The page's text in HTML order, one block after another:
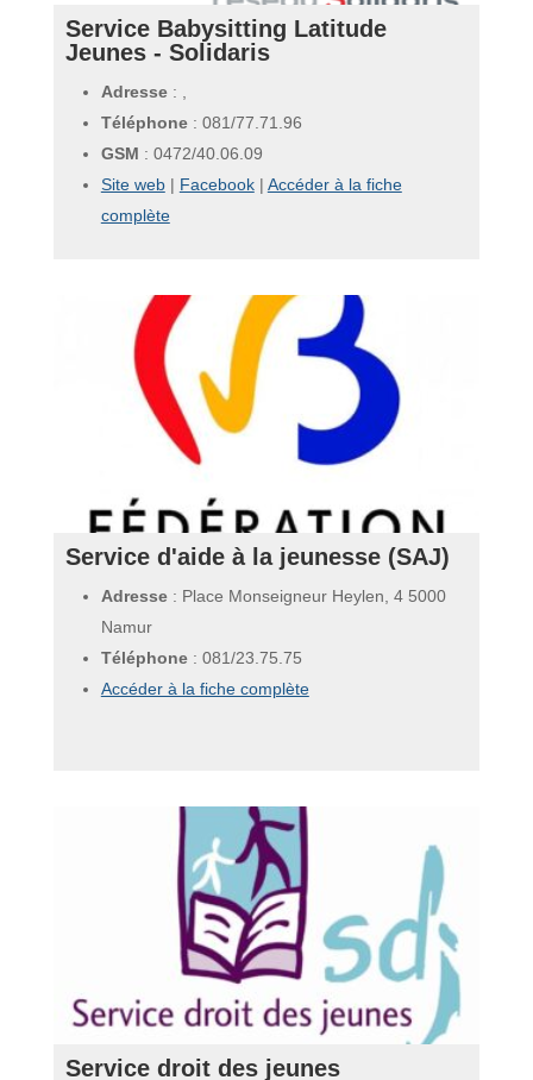
Service Babysitting Latitude
Jeunes - Solidaris
Adresse: ,
Téléphone: 081/77.71.96
GSM : 0472/40.06.09
Site web| Facebook| Accéder à la fiche
complète
Service d'aide à la jeunesse (SAJ)
Adresse: Place Monseigneur Heylen, 4 5000
Namur
Téléphone: 081/23.75.75
Accéder à la fiche complète
Service droit des jeunes